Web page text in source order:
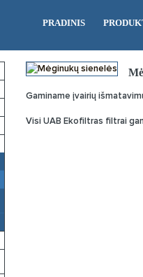
PRADINIS
Gaminame įvairių
Visi UAB Ekofiltras filtrai